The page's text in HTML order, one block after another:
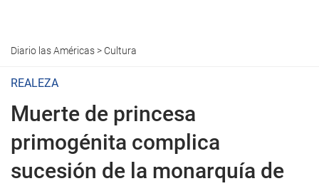
Diario las Américas> Cultura
REALEZA
Muerte de princesa
primogénita complica
sucesión de la monarquía de